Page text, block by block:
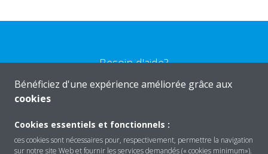
Besoin d'aide?
Bénéficiez d'une expérience améliorée grâce aux
cookies
Cookies essentiels et fonctionnels :
ces cookies sont nécessaires pour, respectivement, permettre la navigation
sur notre site Web et fournir les services demandés (« cookies minimum»).